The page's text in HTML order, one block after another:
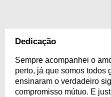
Dedicação
Sempre acompanhei o
perto, já que somos todos
ensinaram o verdadeiro
compromisso mútuo. E